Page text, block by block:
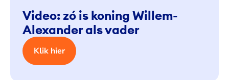
Video: zó is koning Willem-
Alexander als vader
Klik hier